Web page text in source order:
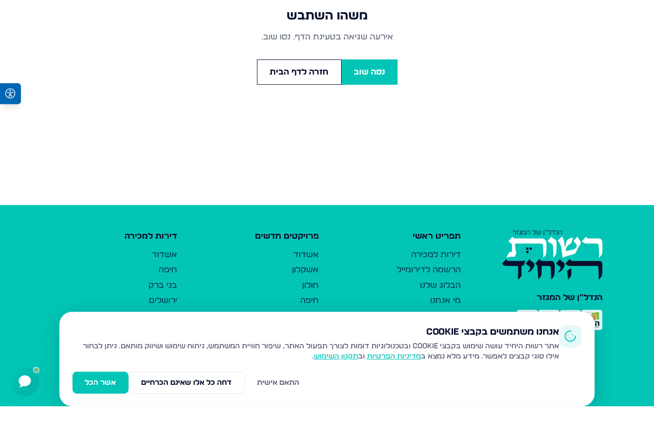
משהו השתבש
אירעה שגיאה בטעינת הדף. נסו שוב.
נסה שוב חזרה לדף הבית
הנדל"ן של המגזר
תפריט ראשי
דירות למכירה
הרשמה לדירומייל
הבלוג שלנו
מי אנחנו
כלי עזר
פרסום ברשות היחיד
משרדי תיווך
פרויקטים חדשים
אשדוד
אשקלון
חולון
חיפה
נהריה
עמנואל
דירות למכירה
אשדוד
חיפה
בני ברק
ירושלים
בית שמש
ביתר עילית
אנחנו משתמשים בקבצי Cookie
אתר רשות היחיד עושה שימוש בקבצי Cookie ובטכנולוגיות דומות לצורך תפעול האתר, שיפור חוויית המשתמש, ניתוח שימוש ושיווק מותאם.
ניתן לבחור
אילו סוגי קבצים לאפשר. מידע מלא נמצא במדיניות הפרטיות ובתקנון השימוש.
אשר הכל דחה כל אלו שאינם הכרחיים התאם אישית